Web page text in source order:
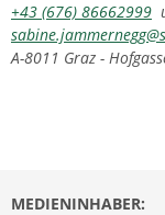
+43 (676) 86662999
A-8011 Graz -
MEDIENINHABER: